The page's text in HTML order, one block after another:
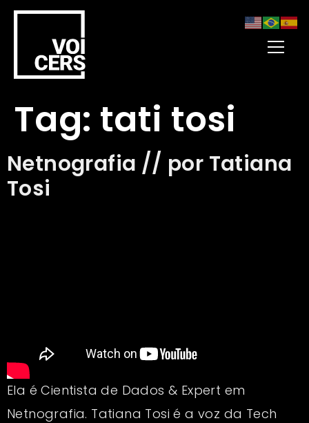
Tag: tati tosi
Netnografia // por Tatiana
Tosi
Ela é Cientista de Dados & Expert em
Netnografia. Tatiana Tosi é a voz da Tech